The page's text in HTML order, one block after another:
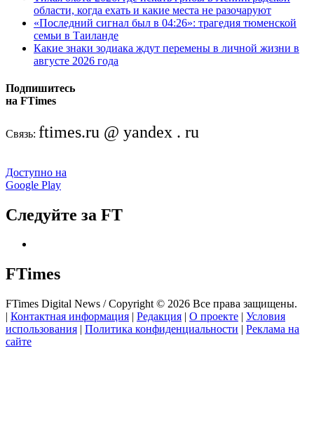
области, когда ехать и какие места не разочаруют
«Последний сигнал был в 04:26»: трагедия тюменской
семьи в Таиланде
Какие знаки зодиака ждут перемены в личной жизни в
августе 2026 года
Подпишитесь
на FTimes
Связь: ftimes.ru @ yandex . ru
Доступно на
Google Play
Следуйте за FT
FTimes
FTimes Digital News / Copyright © 2026 Все права защищены.
| Контактная информация | Редакция | О проекте | Условия
использования | Политика конфиденциальности | Реклама на
сайте